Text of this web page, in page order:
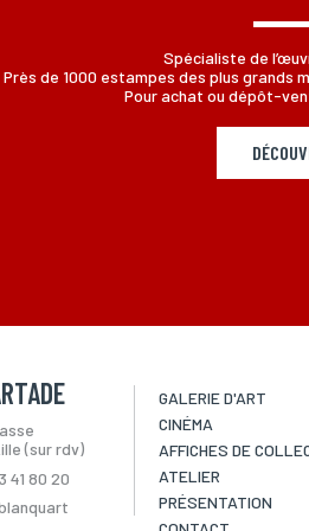
Spécialiste de
Près de 1000 estampes des plus grands
Pour achat ou dépôt-
(sur rdv)
41 80 20
GALERIE D'ART
CINÉMA
AFFICHES DE
ATELIER
PRÉSENTATION